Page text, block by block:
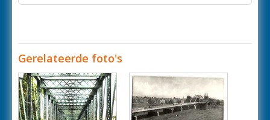
Gerelateerde foto's